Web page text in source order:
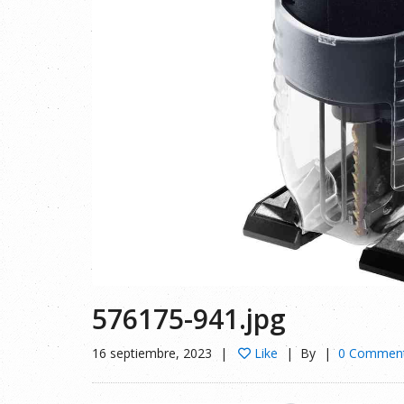
576175-941.jpg
16 septiembre, 2023 Like By 0